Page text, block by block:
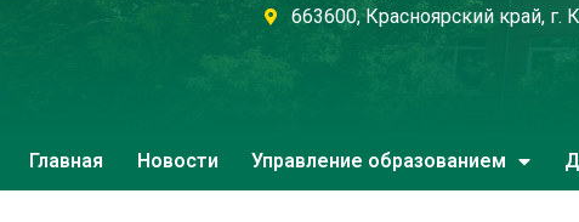
663600, Красноярский край, г.
Главная Новости Управление образованием